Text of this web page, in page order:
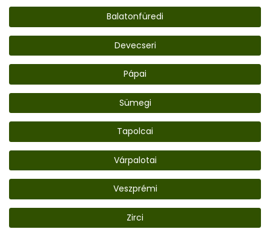
Balatonfüredi
Devecseri
Pápai
Sümegi
Tapolcai
Várpalotai
Veszprémi
Zirci